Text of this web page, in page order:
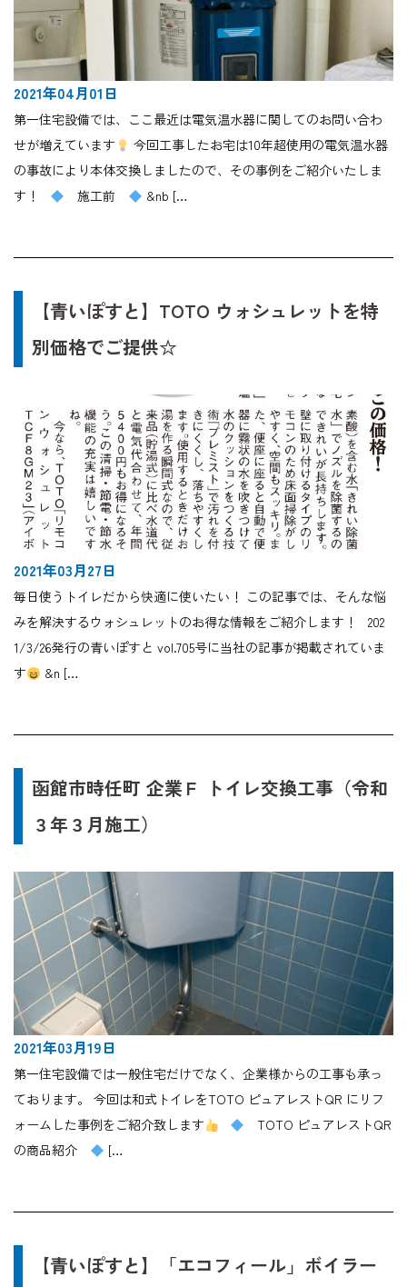
2021年04月01日
第一住宅設備では、ここ最近は電気温水器に関してのお問い合わ
せが増えています
今回工事したお宅は10年超使用の電気温水器
の事故により本体交換しましたので、その事例をご紹介いたしま
す！
施工前 &nb […
【青いぽすと】TOTO ウォシュレットを特
別価格でご提供☆
2021年03月27日
毎日使うトイレだから快適に使いたい！ この記事では、そんな悩
みを解決するウォシュレットのお得な情報をご紹介します！ 202
1/3/26発行の青いぽすと vol.705号に当社の記事が掲載されていま
す
&n […
函館市時任町 企業Ｆ トイレ交換工事（令和
３年３月施工）
2021年03月19日
第一住宅設備では一般住宅だけでなく、企業様からの工事も承っ
ております。 今回は和式トイレをTOTO ピュアレストQR にリフ
ォームした事例をご紹介致します
TOTO ピュアレストQR
の商品紹介
[…
【青いぽすと】「エコフィール」ボイラー